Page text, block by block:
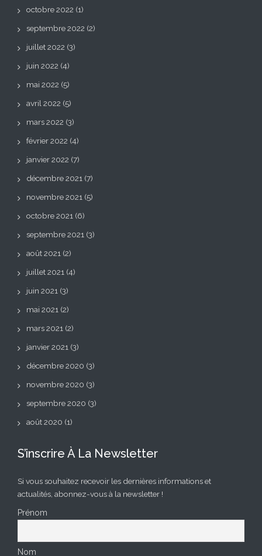
octobre 2022 (1)
septembre 2022 (2)
juillet 2022 (3)
juin 2022 (4)
mai 2022 (5)
avril 2022 (5)
mars 2022 (3)
février 2022 (4)
janvier 2022 (7)
décembre 2021 (7)
novembre 2021 (5)
octobre 2021 (6)
septembre 2021 (3)
août 2021 (2)
juillet 2021 (4)
juin 2021 (3)
mai 2021 (2)
mars 2021 (2)
janvier 2021 (3)
décembre 2020 (3)
novembre 2020 (3)
septembre 2020 (3)
août 2020 (1)
S’inscrire À La Newsletter
Si vous souhaitez recevoir les dernières informations et
actualités, abonnez-vous à la newsletter !
Prénom
Nom